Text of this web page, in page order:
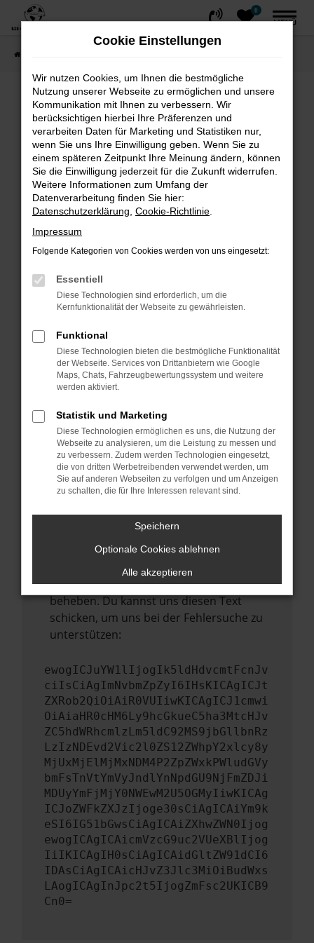
Zum
springen
0
MENÜ
Fehler: Network Error
Beim Laden ist ein Fehler aufgetreten.
Hier sind ein paar Tipps, die dir helfen können:
Überprüfe deine Firewall und deine
Internetverbindung.
Laden andere Webseiten, zum Beispiel
Prüfe deine Browsererweiterungen.
können das Laden bestimmter Seiten
verhindern. Funktioniert die Seite in einem
anderen Browser oder in einem privaten
Fenster?
Starte dein Gerät neu.
Das kann manchmal helfen,
vorübergehende Probleme zu beheben.
Stelle sicher, dass dein Browser und dein
Betriebssystem auf dem neuesten Stand
sind.
Veraltete Software birgt nicht nur ein
Sicherheitsrisiko, sondern kann auch dazu
führen, dass bestimmte Funktionen nicht
mehr unterstützt werden.
Wende dich an den Webseitenbetreiber.
Wenn du alle oben genannten Schritte
versucht hast, kontaktiere uns bitte. Wir
werden versuchen, das Problem zu
beheben. Du kannst uns diesen Text
schicken, um uns bei der Fehlersuche zu
unterstützen:
ewogICJuYW1lIjogIk5ldHdvcmtFcnJv
ciIsCiAgImNvbmZpZyI6IHsKICAgICJt
ZXRob2QiOiAiR0VUIiwKICAgICJ1cmwi
OiAiaHR0cHM6Ly9hcGkueC5ha3MtcHJv
ZC5hdWRhcmlzLm5ldC92MS9jbGllbnRz
LzIzNDEvd2Vic2l0ZS12ZWhpY2xlcy8y
MjUxMjElMjMxNDM4P2ZpZWxkPWludGVy
bmFsTnVtYmVyJndlYnNpdGU9NjFmZDJi
MDUyYmFjMjY0NWEwM2U5OGMyIiwKICAg
ICJoZWFkZXJzIjoge30sCiAgICAiYm9k
eSI6IG51bGwsCiAgICAiZXhwZWN0Ijog
ewogICAgICAicmVzcG9uc2VUeXBlIjog
IiIKICAgIH0sCiAgICAidGltZW91dCI6
IDAsCiAgICAicHJvZ3Jlc3MiOiBudWxs
LAogICAgInJpc2t5IjogZmFsc2UKICB9
Cn0=
Cookie Einstellungen
Wir nutzen Cookies, um Ihnen die bestmögliche
Nutzung unserer Webseite zu ermöglichen und unsere
Kommunikation mit Ihnen zu verbessern. Wir
berücksichtigen hierbei Ihre Präferenzen und
verarbeiten Daten für Marketing und Statistiken nur,
wenn Sie uns Ihre Einwilligung geben. Wenn Sie zu
einem späteren Zeitpunkt Ihre Meinung ändern, können
Sie die Einwilligung jederzeit für die Zukunft widerrufen.
Weitere Informationen zum Umfang der
Datenverarbeitung finden Sie hier:
Datenschutzerklärung Cookie-Richtlinie
Impressum
Folgende Kategorien von Cookies werden von uns eingesetzt:
Essentiell
Diese Technologien sind erforderlich, um die
Kernfunktionalität der Webseite zu gewährleisten.
Funktional
Diese Technologien bieten die bestmögliche Funktionalität
der Webseite. Services von Drittanbietern wie Google
Maps, Chats, Fahrzeugbewertungssystem und weitere
werden aktiviert.
Statistik und Marketing
Diese Technologien ermöglichen es uns, die Nutzung der
Webseite zu analysieren, um die Leistung zu messen und
zu verbessern. Zudem werden Technologien eingesetzt,
die von dritten Werbetreibenden verwendet werden, um
Sie auf anderen Webseiten zu verfolgen und um Anzeigen
zu schalten, die für Ihre Interessen relevant sind.
Speichern
Optionale Cookies ablehnen
Alle akzeptieren